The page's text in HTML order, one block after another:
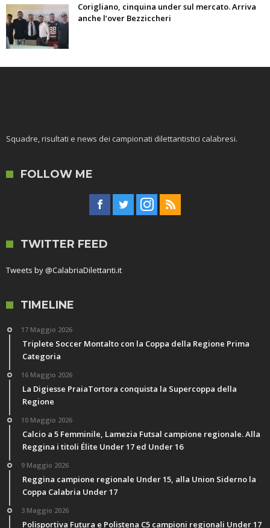
Corigliano, cinquina under sul mercato. Arriva
anche l’over Bezziccheri
Squadre, risultati e news dei campionati dilettantistici calabresi.
FOLLOW ME
TWITTER FEED
Tweets by @CalabriaDilettanti.it
TIMELINE
17 Maggio 2026
Triplete Soccer Montalto con la Coppa della Regione Prima
Categoria
16 Maggio 2026
La Digiesse PraiaTortora conquista la Supercoppa della
Regione
10 Maggio 2026
Calcio a 5 Femminile, Lamezia Futsal campione regionale. Alla
Reggina i titoli Élite Under 17 ed Under 16
9 Maggio 2026
Reggina campione regionale Under 15, alla Union Siderno la
Coppa Calabria Under 17
3 Maggio 2026
Polisportiva Futura e Polistena C5 campioni regionali Under 17